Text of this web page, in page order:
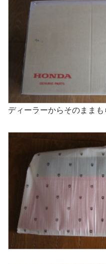
ディーラーからそのままも